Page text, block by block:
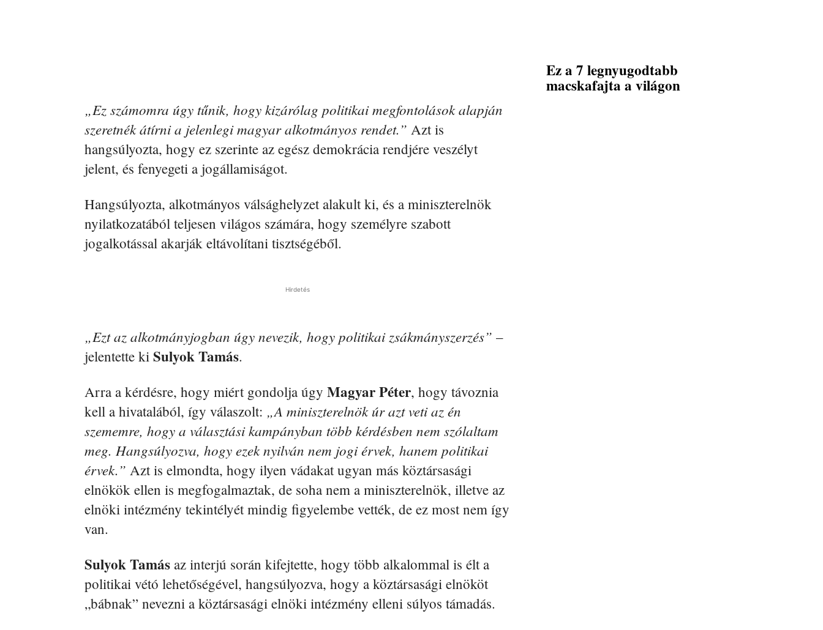
„Ez számomra úgy tűnik, hogy kizárólag politikai megfontolások alapján
szeretnék átírni a jelenlegi magyar alkotmányos rendet.” Azt is
hangsúlyozta, hogy ez szerinte az egész demokrácia rendjére veszélyt
jelent, és fenyegeti a jogállamiságot.
Hangsúlyozta, alkotmányos válsághelyzet alakult ki, és a miniszterelnök
nyilatkozatából teljesen világos számára, hogy személyre szabott
jogalkotással akarják eltávolítani tisztségéből.
Hirdetés
„Ezt az alkotmányjogban úgy nevezik, hogy politikai zsákmányszerzés” –
jelentette ki Sulyok Tamás.
Arra a kérdésre, hogy miért gondolja úgy Magyar Péter, hogy távoznia
kell a hivatalából, így válaszolt: „A miniszterelnök úr azt veti az én
szememre, hogy a választási kampányban több kérdésben nem szólaltam
meg. Hangsúlyozva, hogy ezek nyilván nem jogi érvek, hanem politikai
érvek.” Azt is elmondta, hogy ilyen vádakat ugyan más köztársasági
elnökök ellen is megfogalmaztak, de soha nem a miniszterelnök, illetve az
elnöki intézmény tekintélyét mindig figyelembe vették, de ez most nem így
van.
Sulyok Tamás az interjú során kifejtette, hogy több alkalommal is élt a
politikai vétó lehetőségével, hangsúlyozva, hogy a köztársasági elnököt
„bábnak” nevezni a köztársasági elnöki intézmény elleni súlyos támadás.
Ez a 7 legnyugodtabb
macskafajta a világon